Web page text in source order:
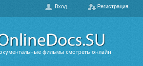
фильмы смотреть онлайн
Вход Регистрация